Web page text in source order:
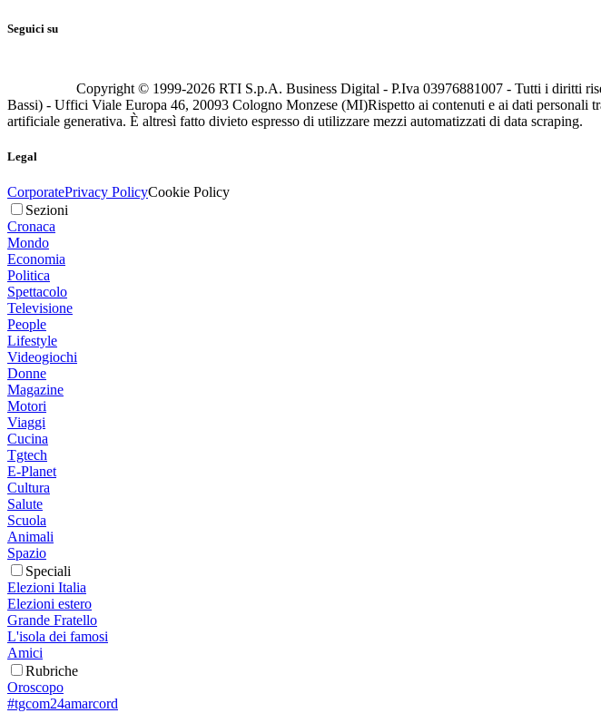
Seguici su
Copyright © 1999-2026 RTI S.p.A. Business Digital - P.Iva 03976881007 - Tutti i diritti
Bassi) - Uffici Viale Europa 46, 20093 Cologno Monzese (MI)Rispetto ai contenuti e ai dati personali
artificiale generativa. È altresì fatto divieto espresso di utilizzare mezzi automatizzati di data scraping.
Legal
CorporatePrivacy PolicyCookie Policy
Sezioni
Cronaca
Mondo
Economia
Politica
Spettacolo
Televisione
People
Lifestyle
Videogiochi
Donne
Magazine
Motori
Viaggi
Cucina
Tgtech
E-Planet
Cultura
Salute
Scuola
Animali
Spazio
Speciali
Elezioni Italia
Elezioni estero
Grande Fratello
L'isola dei famosi
Amici
Rubriche
Oroscopo
#tgcom24amarcord